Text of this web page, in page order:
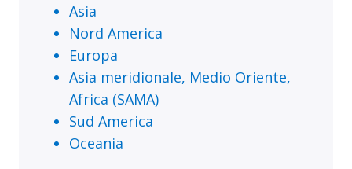
Asia
Nord America
Europa
Asia meridionale, Medio Oriente,
Africa (SAMA)
Sud America
Oceania